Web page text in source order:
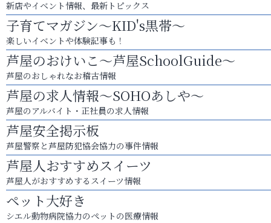
新店やイベント情報、最新トピックス
子育てマガジン～KID's黒帯～
楽しいイベントや体験記事も！
芦屋のおけいこ～芦屋SchoolGuide～
芦屋のおしゃれなお稽古情報
芦屋の求人情報～SOHOあしや～
芦屋のアルバイト・正社員の求人情報
芦屋安全掲示板
芦屋警察と芦屋防犯協会協力の事件情報
芦屋人おすすめスイーツ
芦屋人がおすすめするスイーツ情報
ペット大好き
シエル動物病院協力のペットの医療情報